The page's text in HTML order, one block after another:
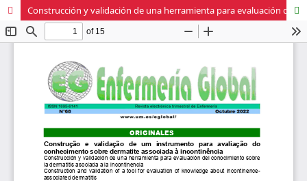
Construcción y validación de una herramienta para evaluación del conocimiento sobre la dermatitis asociada a la incontinencia